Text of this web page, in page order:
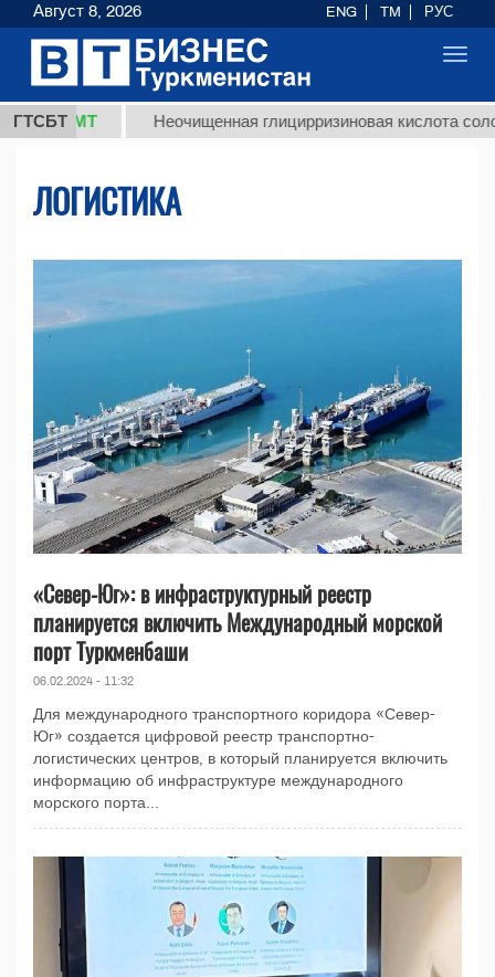
ГТСБТ Неочищенная глицирризиновая кислота солодкового
ЛОГИСТИКА
«Север-Юг»: в инфраструктурный реестр
планируется включить Международный морской
порт Туркменбаши
06.02.2024 - 11:32
Для международного транспортного коридора «Север-
Юг» создается цифровой реестр транспортно-
логистических центров, в который планируется включить
информацию об инфраструктуре международного
морского порта...
Август 8, 2026 ENG TM РУС